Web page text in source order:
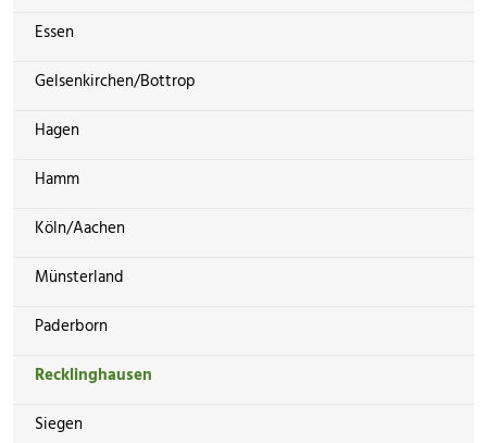
Essen
Gelsenkirchen/Bottrop
Hagen
Hamm
Köln/Aachen
Münsterland
Paderborn
Recklinghausen
Siegen